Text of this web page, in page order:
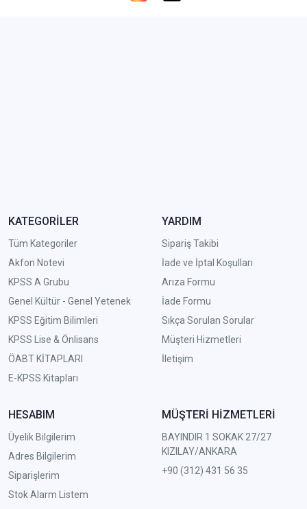
KATEGORİLER
Tüm Kategoriler
Akfon Notevi
KPSS A Grubu
Genel Kültür - Genel Yetenek
KPSS Eğitim Bilimleri
KPSS Lise & Önlisans
ÖABT KİTAPLARI
E-KPSS Kitapları
YARDIM
Sipariş Takibi
İade ve İptal Koşulları
Arıza Formu
İade Formu
Sıkça Sorulan Sorular
Müşteri Hizmetleri
İletişim
HESABIM
Üyelik Bilgilerim
Adres Bilgilerim
Siparişlerim
Stok Alarm Listem
MÜŞTERİ HİZMETLERİ
BAYINDIR 1 SOKAK 27/27
KIZILAY/ANKARA
+90 (312) 431 56 35